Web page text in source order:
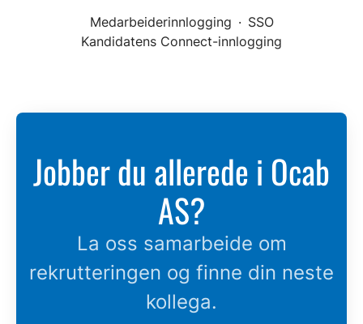
Medarbeiderinnlogging · SSO
Kandidatens Connect-innlogging
Jobber du allerede i Ocab
AS?
La oss samarbeide om
rekrutteringen og finne din neste
kollega.